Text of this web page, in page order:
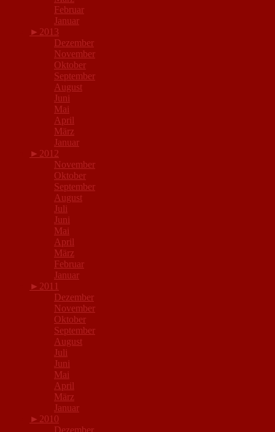
Februar
Januar
► 2013
Dezember
November
Oktober
September
August
Juni
Mai
April
März
Januar
► 2012
November
Oktober
September
August
Juli
Juni
Mai
April
März
Februar
Januar
► 2011
Dezember
November
Oktober
September
August
Juli
Juni
Mai
April
März
Januar
► 2010